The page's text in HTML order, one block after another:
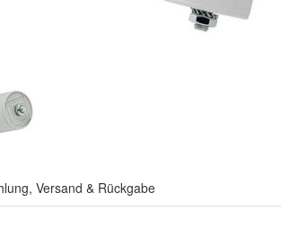
Versand & Rückgabe